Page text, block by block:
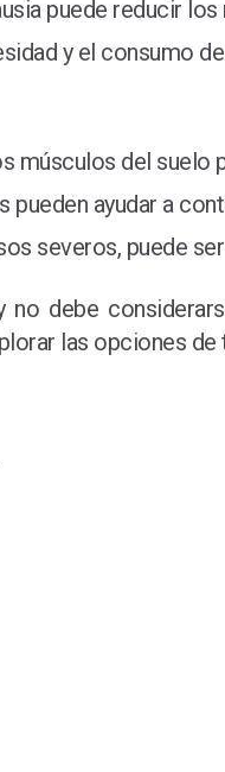
puede reducir
y el consumo
músculos del suelo
pueden ayudar a
severos, puede
no debe
las opciones